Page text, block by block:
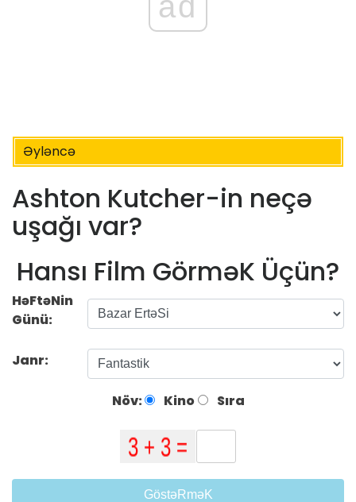
Əyləncə
Ashton Kutcher-in neçə
uşağı var?
Hansı Film GörməK Üçün?
HəFtəNin
Günü:
Janr:
Növ: Kino Sıra
GöstəRməK